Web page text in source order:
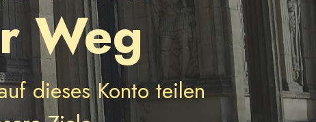
Weg
dieses Konto teilen